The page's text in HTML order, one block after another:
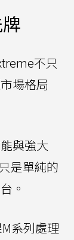
不只
場格局
與強大
是單純的
。
系列處理